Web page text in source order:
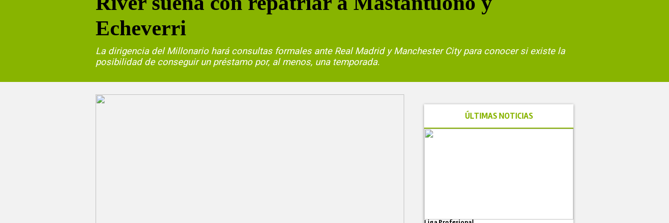
Echeverri
La dirigencia del Millonario hará consultas formales ante Real Madrid y Manchester City para conocer si existe la
posibilidad de conseguir un préstamo por, al menos, una temporada.
ÚLTIMAS NOTICIAS